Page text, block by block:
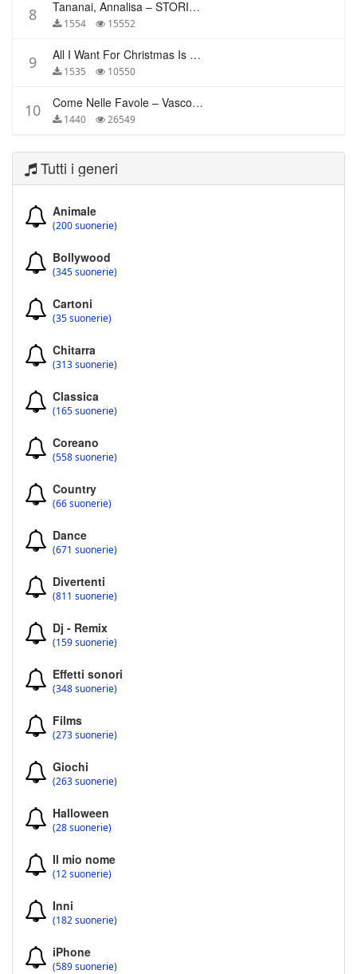
8 Tananai, Annalisa – STORIE BREVI
1554 15552
9 All I Want For Christmas Is You – Mariah Carey
1535 10550
10 Come Nelle Favole – Vasco Rossi
1440 26549
Tutti i generi
Animale
(200 suonerie)
Bollywood
(345 suonerie)
Cartoni
(35 suonerie)
Chitarra
(313 suonerie)
Classica
(165 suonerie)
Coreano
(558 suonerie)
Country
(66 suonerie)
Dance
(671 suonerie)
Divertenti
(811 suonerie)
Dj - Remix
(159 suonerie)
Effetti sonori
(348 suonerie)
Films
(273 suonerie)
Giochi
(263 suonerie)
Halloween
(28 suonerie)
Il mio nome
(12 suonerie)
Inni
(182 suonerie)
iPhone
(589 suonerie)